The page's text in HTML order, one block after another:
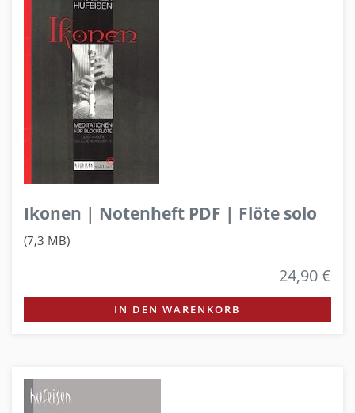
Ikonen | Notenheft PDF | Flöte solo
(7,3 MB)
24,90 €
IN DEN WARENKORB